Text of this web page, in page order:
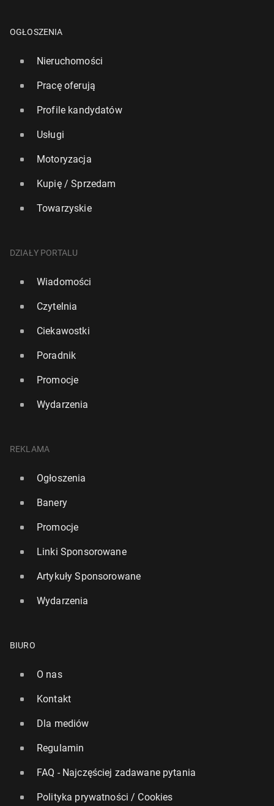
OGŁOSZENIA
Nieruchomości
Pracę oferują
Profile kandydatów
Usługi
Motoryzacja
Kupię / Sprzedam
Towarzyskie
DZIAŁY PORTALU
Wiadomości
Czytelnia
Ciekawostki
Poradnik
Promocje
Wydarzenia
REKLAMA
Ogłoszenia
Banery
Promocje
Linki Sponsorowane
Artykuły Sponsorowane
Wydarzenia
BIURO
O nas
Kontakt
Dla mediów
Regulamin
FAQ - Najczęściej zadawane pytania
Polityka prywatności / Cookies